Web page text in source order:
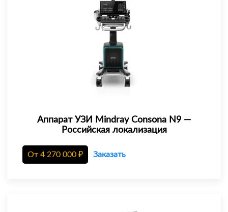
Аппарат УЗИ Mindray Consona N9 —
Российская локализация
От 4 270 000 ₽ Заказать